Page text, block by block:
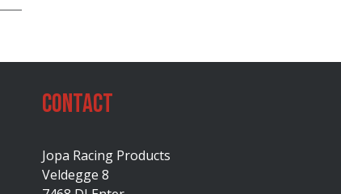
Contact
Jopa Racing Products
Veldegge 8